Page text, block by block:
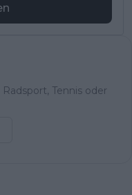
Tennis oder